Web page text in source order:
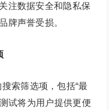
注数据安全和隐私保
牌声誉受损。
索筛选项，包括“最
试将为用户提供更便